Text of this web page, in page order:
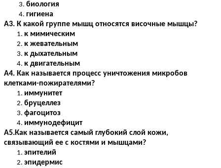
биология
гигиена
А3. К какой группе мышц относятся височные мышцы?
к мимическим
к жевательным
к дыхательным
к двигательным
А4. Как называется процесс уничтожения микробов
клетками-пожирателями?
иммунитет
бруцеллез
фагоцитоз
иммунодефицит
А5.Как называется самый глубокий слой кожи,
связывающий ее с костями и мышцами?
эпителий
эпидермис